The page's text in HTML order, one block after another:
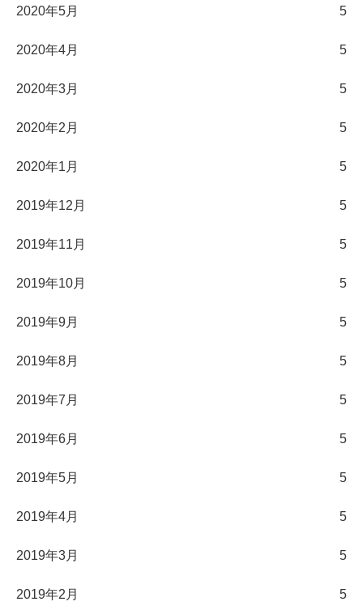
2020年5月 5
2020年4月 5
2020年3月 5
2020年2月 5
2020年1月 5
2019年12月 5
2019年11月 5
2019年10月 5
2019年9月 5
2019年8月 5
2019年7月 5
2019年6月 5
2019年5月 5
2019年4月 5
2019年3月 5
2019年2月 5